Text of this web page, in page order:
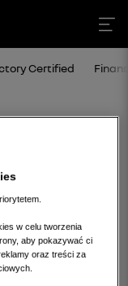
Certified
ma
kategorii.
w celu tworzenia
aby pokazywać ci
oraz treści za